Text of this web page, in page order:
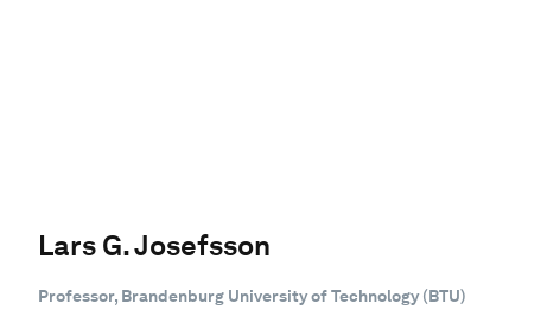
Lars G. Josefsson
Professor, Brandenburg University of Technology (BTU)